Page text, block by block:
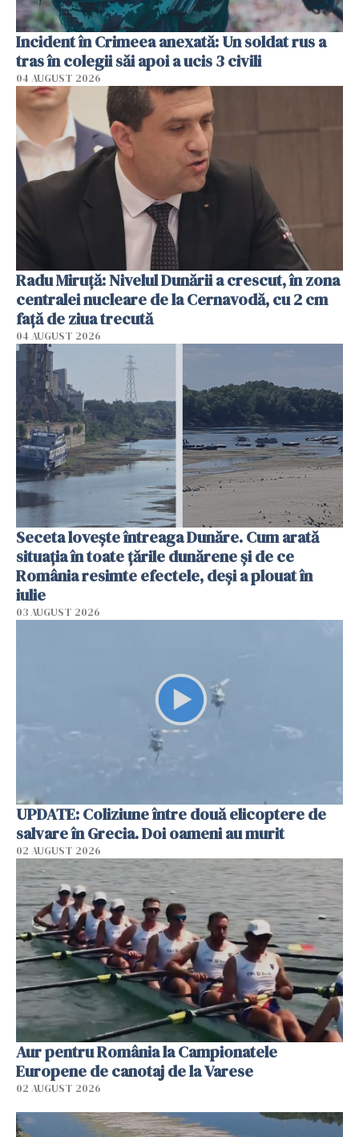
Incident în Crimeea anexată: Un soldat rus a
tras în colegii săi apoi a ucis 3 civili
04 AUGUST 2026
Radu Miruţă: Nivelul Dunării a crescut, în zona
centralei nucleare de la Cernavodă, cu 2 cm
faţă de ziua trecută
04 AUGUST 2026
Seceta lovește întreaga Dunăre. Cum arată
situația în toate țările dunărene și de ce
România resimte efectele, deși a plouat în
iulie
03 AUGUST 2026
UPDATE: Coliziune între două elicoptere de
salvare în Grecia. Doi oameni au murit
02 AUGUST 2026
Aur pentru România la Campionatele
Europene de canotaj de la Varese
02 AUGUST 2026